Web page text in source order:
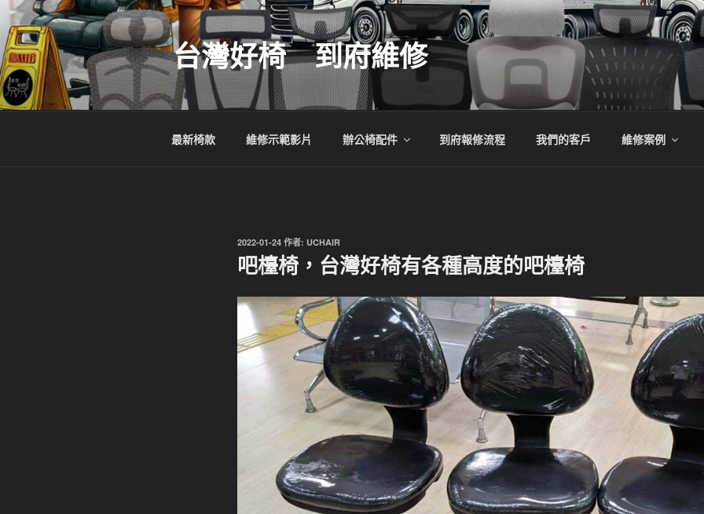
跳
至
主
要
內
容
台灣好椅 到府維修
最新椅款 維修示範影片 辦公椅配件 到府報修流程 我們的客戶 維修案例
發
佈
於
2022-01-24 作者: UCHAIR
吧檯椅，台灣好椅有各種高度的吧檯椅